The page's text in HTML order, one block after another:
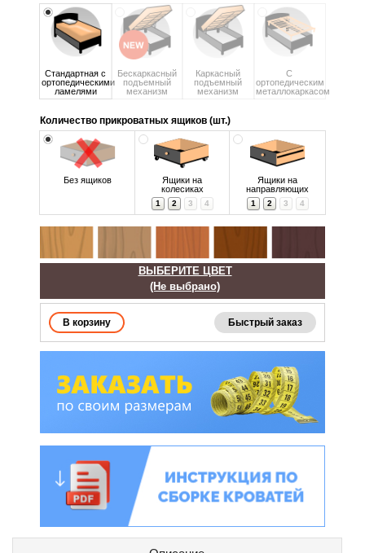
Стандартная с
ортопедическими
ламелями
Бескаркасный
подъемный
механизм
Каркасный
подъемный
механизм
С
ортопедическим
металлокаркасом
Количество прикроватных ящиков (шт.)
Без ящиков
Ящики на
колесиках
1 2 3 4
Ящики на
направляющих
1 2 3 4
ВЫБЕРИТЕ ЦВЕТ
(Не выбрано)
Быстрый заказ